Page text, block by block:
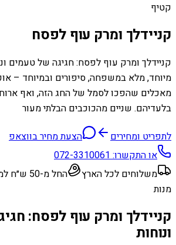
קטיף
קניידלך ומרק עוף לפסח
קניידלך ומרק עוף לפסח: חגיגה של טעמים
מיוחד, מלא במשפחה, סיפורים ובמיוחד –
מאכלים שהפכו לסמל של החג הזה, ואף
בלעדיהם. שניים מהכוכבים הבלתי מעור
לתפריט ומחירים
הצעת מחיר בווצאפ
או התקשרו:072-3310061
משלוחים לכל הארץ
החל מ-50 ש״ח למנה
מנות
קניידלך ומרק עוף לפסח:
ונוחות